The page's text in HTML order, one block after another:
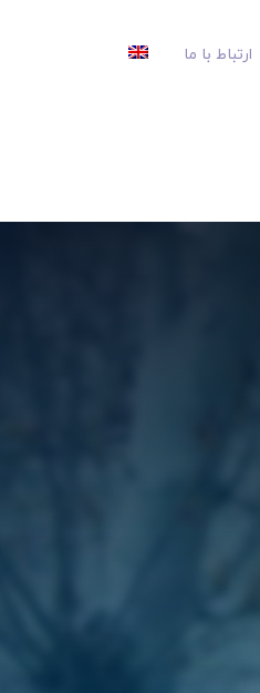
ارتباط با ما